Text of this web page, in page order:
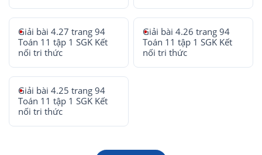
Giải bài 4.27 trang 94
Toán 11 tập 1 SGK Kết
nối tri thức
Giải bài 4.26 trang 94
Toán 11 tập 1 SGK Kết
nối tri thức
Giải bài 4.25 trang 94
Toán 11 tập 1 SGK Kết
nối tri thức